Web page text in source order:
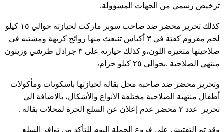
ترخيص رسمي من الجهات المسؤولة.
كذلك تحرير محضر ضد صاحب سوبر ماركت لحيازته حوالي ١٥ كيلو
لحم مفروم كفتة في ٣ أكياس تنبعث منها روائح كريهة ومشتبه في
صلاحيتها متغيرة اللون،و كذلك حيازته على ٣ جرادل طرشي وزيتون
منتهي الصلاحية .بحوالي ٢٥ كيلو جرام،
وتحرير محضر ضد صاحبة محل بقالة لحيازتها باسكوتات ومأكولات
أطفال منتهية الصلاحية مختلفة الأنواع والأشكال، بالاضافة الي
تحرير عدد ٢ محضر عدم إعلان عن السلع الحرة لمحلات بقالة .
وقد تم التفتيش على فروع الجملة اليوم للتأكد من توافر السلع